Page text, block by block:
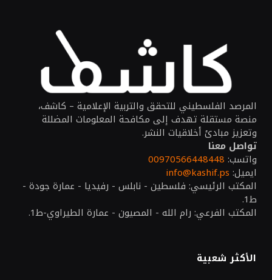
المرصد الفلسطيني للتحقق والتربية الإعلامية – كاشف،
منصة مستقلة تهدف إلى مكافحة المعلومات المضللة
وتعزيز مبادئ أخلاقيات النشر.
تواصل معنا
واتسب: 00970566448448
ايميل: info@kashif.ps
المكتب الرئيسي: فلسطين - نابلس - رفيديا - عمارة جودة -
ط1.
المكتب الفرعي: رام الله - المصيون - عمارة الطيراوي-ط1.
الأكثر شعبية